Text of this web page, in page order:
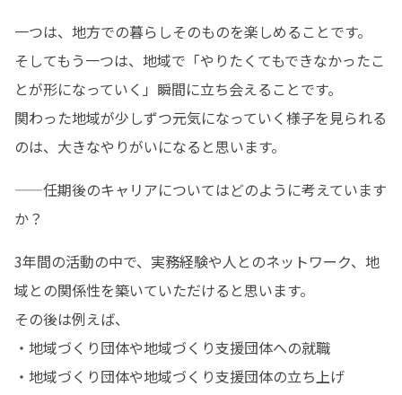
一つは、地方での暮らしそのものを楽しめることです。
そしてもう一つは、地域で「やりたくてもできなかったこ
とが形になっていく」瞬間に立ち会えることです。
関わった地域が少しずつ元気になっていく様子を見られる
のは、大きなやりがいになると思います。
——任期後のキャリアについてはどのように考えています
か？
3年間の活動の中で、実務経験や人とのネットワーク、地
域との関係性を築いていただけると思います。
その後は例えば、
・地域づくり団体や地域づくり支援団体への就職
・地域づくり団体や地域づくり支援団体の立ち上げ